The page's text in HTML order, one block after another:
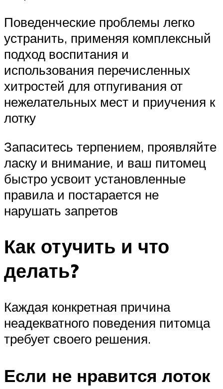
Поведенческие проблемы легко
устранить, применяя комплексный
подход воспитания и
использования перечисленных
хитростей для отпугивания от
нежелательных мест и приучения к
лотку
Запаситесь терпением, проявляйте
ласку и внимание, и ваш питомец
быстро усвоит установленные
правила и постарается не
нарушать запретов
Как отучить и что
делать?
Каждая конкретная причина
неадекватного поведения питомца
требует своего решения.
Если не нравится лоток